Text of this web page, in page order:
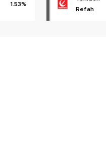
1.53%
Refah